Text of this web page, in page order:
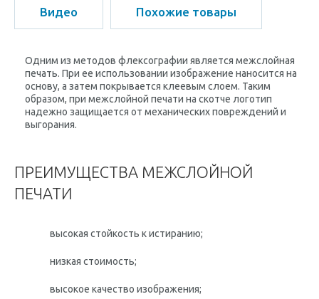
Видео Похожие товары
Одним из методов флексографии является межслойная
печать. При ее использовании изображение наносится на
основу, а затем покрывается клеевым слоем. Таким
образом, при межслойной печати на скотче логотип
надежно защищается от механических повреждений и
выгорания.
ПРЕИМУЩЕСТВА МЕЖСЛОЙНОЙ
ПЕЧАТИ
высокая стойкость к истиранию;
низкая стоимость;
высокое качество изображения;